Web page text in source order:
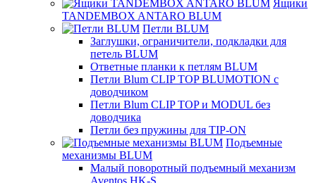
Ящики
TANDEMBOX ANTARO BLUM
Петли BLUM
Заглушки, ограничители, подкладки для
петель BLUM
Ответные планки к петлям BLUM
Петли Blum CLIP TOP BLUMOTION с
доводчиком
Петли Blum CLIP TOP и MODUL без
доводчика
Петли без пружины для TIP-ON
Подъемные
механизмы BLUM
Малый поворотный подъемный механизм
Aventos HK-S